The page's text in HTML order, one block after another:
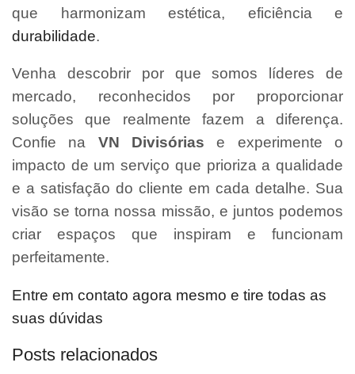
que harmonizam estética, eficiência e
durabilidade.
Venha descobrir por que somos líderes de
mercado, reconhecidos por proporcionar
soluções que realmente fazem a diferença.
Confie na VN Divisórias e experimente o
impacto de um serviço que prioriza a qualidade
e a satisfação do cliente em cada detalhe. Sua
visão se torna nossa missão, e juntos podemos
criar espaços que inspiram e funcionam
perfeitamente.
Entre em contato agora mesmo e tire todas as
suas dúvidas
Posts relacionados